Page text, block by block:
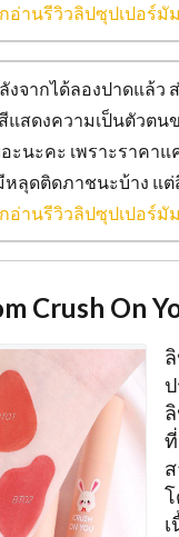
อ่านรีวิวลิปซุปเปอร์มั
จากได้ลองปาดแล้ว
สีแสดงความเป็นตัวต
ะนะคะ เพราะราคา
ลุดติดภาชนะบ้าง แต่
อ่านรีวิวลิปซุปเปอร์มั
Crush On